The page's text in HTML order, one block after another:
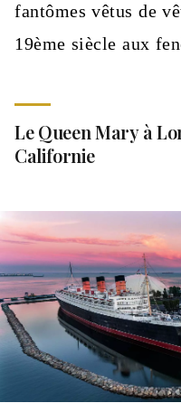
fantômes vêtus de
19ème siècle aux
Le Queen Mary à
Californie